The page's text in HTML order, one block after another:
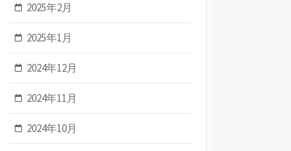
2025年2月
2025年1月
2024年12月
2024年11月
2024年10月